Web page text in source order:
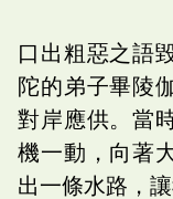
口出粗惡之語
陀的弟子畢陵
對岸應供。當
機一動，向著
出一條水路，讓